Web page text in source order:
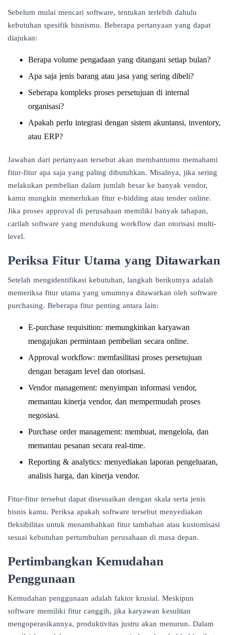
Sebelum mulai mencari software, tentukan terlebih dahulu
kebutuhan spesifik bisnismu. Beberapa pertanyaan yang dapat
diajukan:
Berapa volume pengadaan yang ditangani setiap bulan?
Apa saja jenis barang atau jasa yang sering dibeli?
Seberapa kompleks proses persetujuan di internal
organisasi?
Apakah perlu integrasi dengan sistem akuntansi, inventory,
atau ERP?
Jawaban dari pertanyaan tersebut akan membantumu memahami
fitur-fitur apa saja yang paling dibutuhkan. Misalnya, jika sering
melakukan pembelian dalam jumlah besar ke banyak vendor,
kamu mungkin memerlukan fitur e-bidding atau tender online.
Jika proses approval di perusahaan memiliki banyak tahapan,
carilah software yang mendukung workflow dan otorisasi multi-
level.
Periksa Fitur Utama yang Ditawarkan
Setelah mengidentifikasi kebutuhan, langkah berikutnya adalah
memeriksa fitur utama yang umumnya ditawarkan oleh software
purchasing. Beberapa fitur penting antara lain:
E-purchase requisition: memungkinkan karyawan
mengajukan permintaan pembelian secara online.
Approval workflow: memfasilitasi proses persetujuan
dengan beragam level dan otorisasi.
Vendor management: menyimpan informasi vendor,
memantau kinerja vendor, dan mempermudah proses
negosiasi.
Purchase order management: membuat, mengelola, dan
memantau pesanan secara real-time.
Reporting & analytics: menyediakan laporan pengeluaran,
analisis harga, dan kinerja vendor.
Fitur-fitur tersebut dapat disesuaikan dengan skala serta jenis
bisnis kamu. Periksa apakah software tersebut menyediakan
fleksibilitas untuk menambahkan fitur tambahan atau kustomisasi
sesuai kebutuhan pertumbuhan perusahaan di masa depan.
Pertimbangkan Kemudahan
Penggunaan
Kemudahan penggunaan adalah faktor krusial. Meskipun
software memiliki fitur canggih, jika karyawan kesulitan
mengoperasikannya, produktivitas justru akan menurun. Dalam